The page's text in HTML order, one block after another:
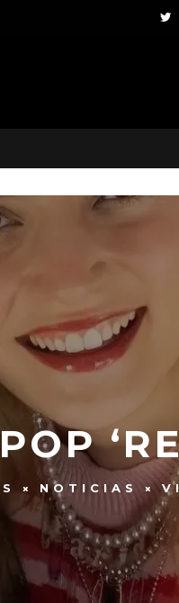
NOTICIAS